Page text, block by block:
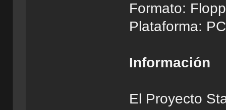
Formato:
Plataforma:
Información
El Proyecto